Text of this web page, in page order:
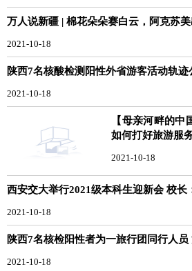
万人说新疆 | 棉花朵朵赛白云，阿克苏美
2021-10-18
陕西7名核酸检测阳性外省游客活动轨迹
2021-10-18
【母亲河畔的
如何打好旅游服
2021-10-18
西安交大举行2021级本科生迎新会 校长
2021-10-18
陕西7名核检阳性者为一旅行团同行人
2021-10-18